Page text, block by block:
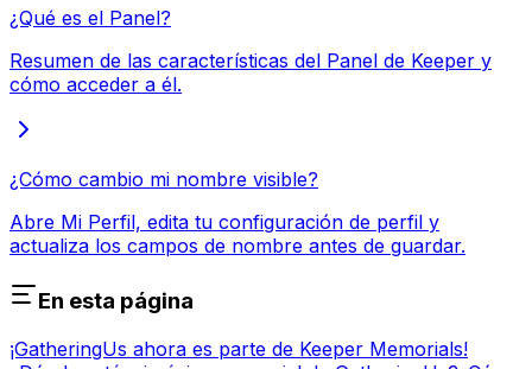
¿Qué es el Panel?
Resumen de las características del Panel de Keeper y
cómo acceder a él.
¿Cómo cambio mi nombre visible?
Abre Mi Perfil, edita tu configuración de perfil y
actualiza los campos de nombre antes de guardar.
En esta página
¡GatheringUs ahora es parte de Keeper Memorials!